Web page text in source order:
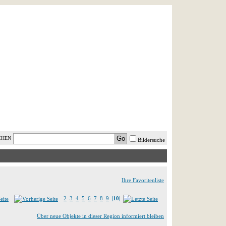
Bildersuche
Ihre Favoritenliste
2 3 4 5 6 7 8 9 |10|
Über neue Objekte in dieser Region informiert bleiben